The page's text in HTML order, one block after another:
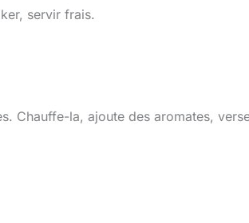
servir frais.
Chauffe-la, ajoute des aromates,